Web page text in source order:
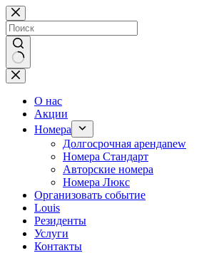
Перейти
к
сути
Ничего
не
найденоО нас
Акции
Номера
Долгосрочная арендаnew
Номера Стандарт
Авторские номера
Номера Люкс
Организовать событие
Louis
Резиденты
Услуги
Контакты